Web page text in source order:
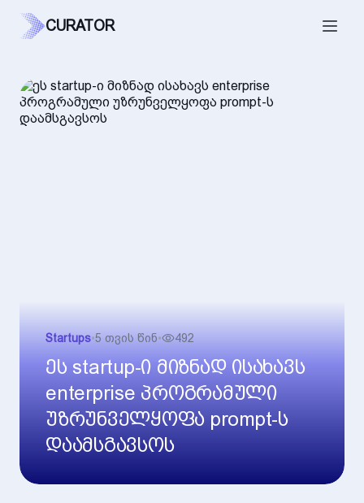
CURATOR
Startups•5 თვის წინ• 492
ეს startup-ი მიზნად ისახავს
enterprise პროგრამული
უზრუნველყოფა prompt-ს
დაამსგავსოს